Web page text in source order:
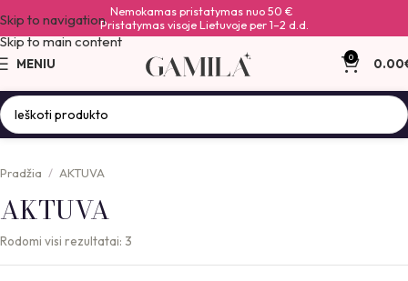
Skip to navigation
Skip to main content
Nemokamas pristatymas nuo 50 €
Pristatymas visoje Lietuvoje per 1–2 d.d.
MENIU 0 0.00
AKTUVA
Pradžia AKTUVA
Rodomi visi rezultatai: 3